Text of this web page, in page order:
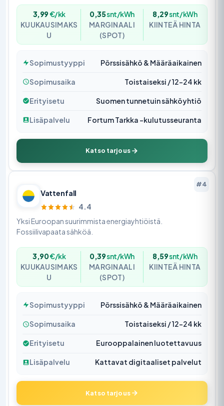
3,99€/kk
KUUKAUSIMAKS
U
0,35snt/kWh
MARGINAALI
(SPOT)
8,29snt/kWh
KIINTEÄ HINTA
Sopimustyyppi Pörssisähkö & Määräaikainen
Sopimusaika Toistaiseksi / 12–24 kk
Erityisetu Suomen tunnetuin sähköyhtiö
Lisäpalvelu Fortum Tarkka -kulutusseuranta
Katso tarjous
#4
Vattenfall
4.4
Yksi Euroopan suurimmista energiayhtiöistä.
Fossiilivapaata sähköä.
3,90€/kk
KUUKAUSIMAKS
U
0,39snt/kWh
MARGINAALI
(SPOT)
8,59snt/kWh
KIINTEÄ HINTA
Sopimustyyppi Pörssisähkö & Määräaikainen
Sopimusaika Toistaiseksi / 12–24 kk
Erityisetu Eurooppalainen luotettavuus
Lisäpalvelu Kattavat digitaaliset palvelut
Katso tarjous